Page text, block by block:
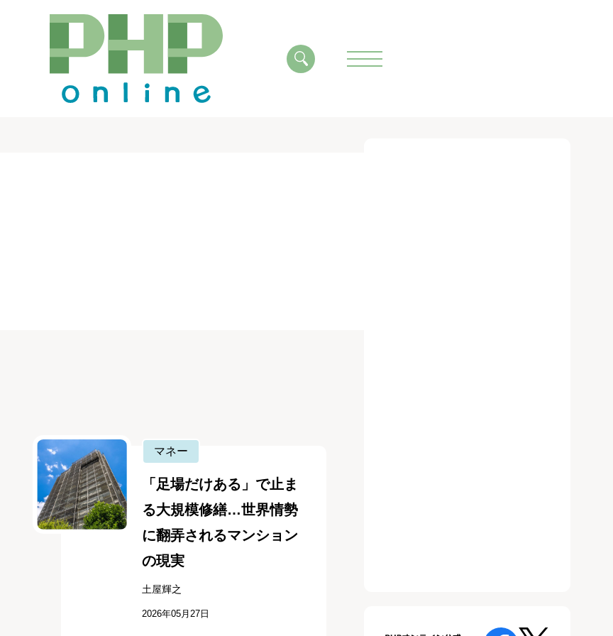
マネー
「足場だけある」で止ま
る大規模修繕…世界情勢
に翻弄されるマンション
の現実
土屋輝之
2026年05月27日